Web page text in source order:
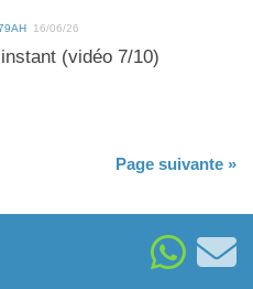
16/06/26
(vidéo 7/10)
Page suivante »